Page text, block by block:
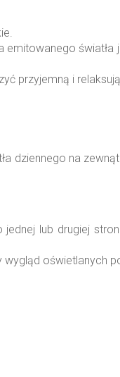
światła
przyjemną i
dziennego na
lub drugiej
wygląd oświetlanych